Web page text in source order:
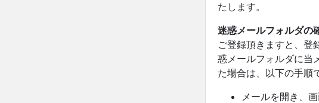
たします。
迷惑メールフォルダの
ご登録頂きますと、登
惑メールフォルダに当
た場合は、以下の手順
メールを開き、